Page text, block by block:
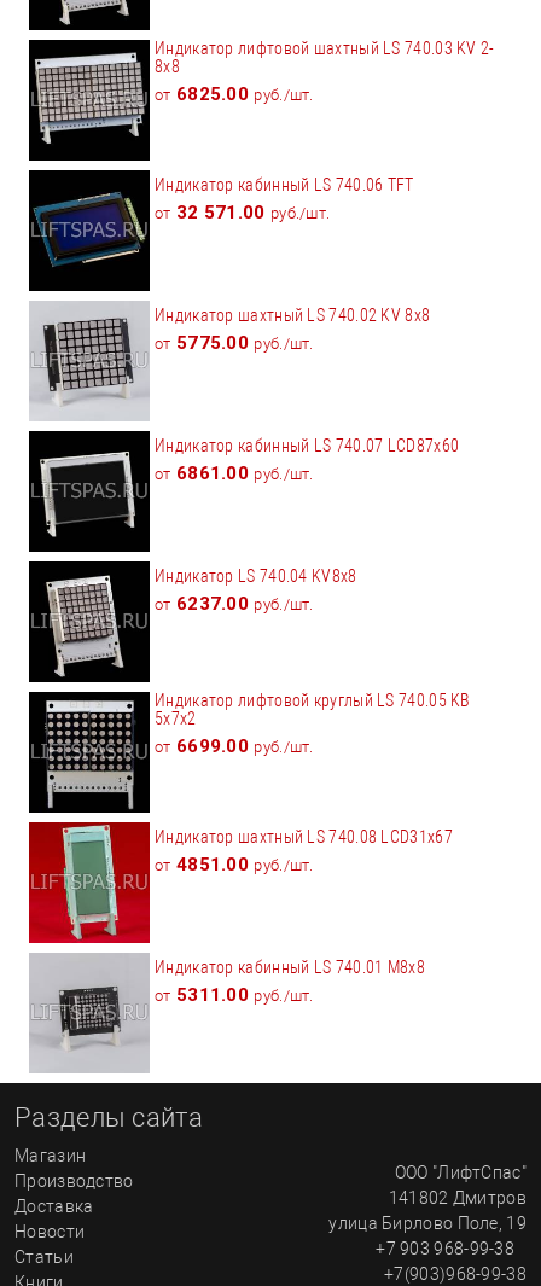
Индикатор лифтовой шахтный LS 740.03 KV 2-
8x8
от 6825.00 руб./шт.
Индикатор кабинный LS 740.06 TFT
от 32 571.00 руб./шт.
Индикатор шахтный LS 740.02 KV 8x8
от 5775.00 руб./шт.
Индикатор кабинный LS 740.07 LCD87x60
от 6861.00 руб./шт.
Индикатор LS 740.04 KV8x8
от 6237.00 руб./шт.
Индикатор лифтовой круглый LS 740.05 KB
5x7х2
от 6699.00 руб./шт.
Индикатор шахтный LS 740.08 LCD31x67
от 4851.00 руб./шт.
Индикатор кабинный LS 740.01 M8x8
от 5311.00 руб./шт.
Разделы сайта
Магазин
Производство
Доставка
Новости
Статьи
ООО "ЛифтСпас"
141802 Дмитров
улица Бирлово Поле, 19
+7 903 968-99-38
+7(903)968-99-38